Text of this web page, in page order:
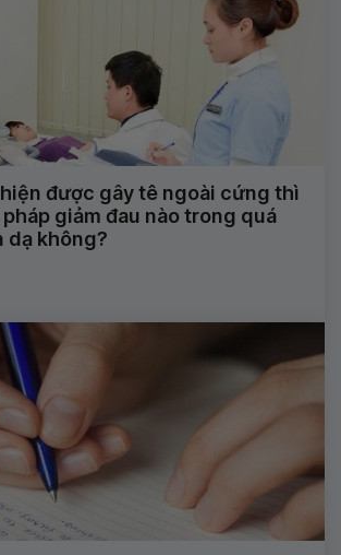
được gây tê ngoài cứng thì
giảm đau nào trong quá
dạ không?